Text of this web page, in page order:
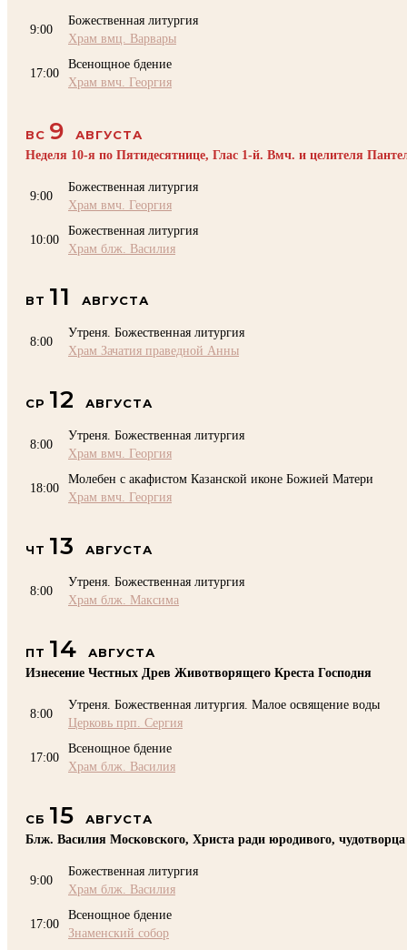
9:00
Божественная литургия
Храм вмц. Варвары
17:00
Всенощное бдение
Храм вмч. Георгия
ВС 9
АВГУСТА
Неделя 10-я по Пятидесятнице, Глас 1-й. Вмч. и целителя
9:00
Божественная литургия
Храм вмч. Георгия
10:00
Божественная литургия
Храм блж. Василия
ВТ 11 АВГУСТА
8:00
Утреня. Божественная литургия
Храм Зачатия праведной Анны
СР 12 АВГУСТА
8:00
Утреня. Божественная литургия
Храм вмч. Георгия
18:00
Молебен с акафистом Казанской иконе Божией Матери
Храм вмч. Георгия
ЧТ 13 АВГУСТА
8:00
Утреня. Божественная литургия
Храм блж. Максима
ПТ 14
АВГУСТА
Изнесение Честных Древ Животворящего Креста Господня
8:00
Утреня. Божественная литургия. Малое освящение воды
Церковь прп. Сергия
17:00
Всенощное бдение
Храм блж. Василия
СБ 15
АВГУСТА
Блж. Василия Московского, Христа ради юродивого, чудотворца
9:00
Божественная литургия
Храм блж. Василия
17:00
Всенощное бдение
Знаменский собор